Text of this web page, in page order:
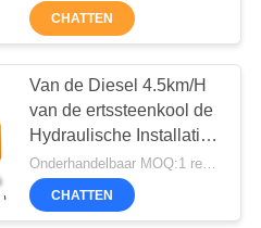
Rig
55
CHATTEN
Van de Diesel 4.5km/H
van de ertssteenkool de
Hydraulische Installatie
Ankerboor
CHATTEN